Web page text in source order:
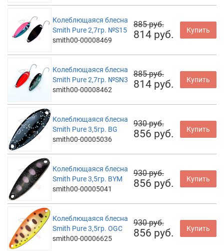
Колеблющаяся блесна
Smith Pure 2,7гр. №S15
smith00-00008469
885 руб.
814 руб. Купить
Колеблющаяся блесна
Smith Pure 2,7гр. №SN3
smith00-00008462
885 руб.
814 руб. Купить
Колеблющаяся блесна
Smith Pure 3,5гр. BG
smith00-00005036
930 руб.
856 руб. Купить
Колеблющаяся блесна
Smith Pure 3,5гр. BYM
smith00-00005041
930 руб.
856 руб. Купить
Колеблющаяся блесна
Smith Pure 3,5гр. OGC
smith00-00006625
930 руб.
856 руб. Купить